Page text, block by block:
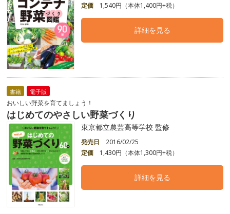
定価
1,540円（本体1,400円+税）
詳細を見る
書籍 電子版
おいしい野菜を育てましょう！
はじめてのやさしい野菜づくり
東京都立農芸高等学校 監修
発売日
2016/02/25
定価
1,430円（本体1,300円+税）
詳細を見る